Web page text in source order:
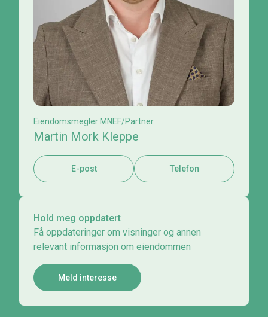
Eiendomsmegler MNEF/Partner
Martin Mork Kleppe
E-post Telefon
Hold meg oppdatert
Få oppdateringer om visninger og annen
relevant informasjon om eiendommen
Meld interesse